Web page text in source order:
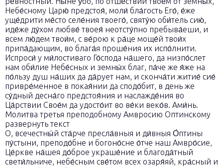
Небе́сному Царю́ предстоя́, моли́ бла́гость Его́, е́же
уще́дрити ме́сто селе́ния твоего́, святу́ю оби́тель сию́,
иде́же ду́хом любве́ твоея́ неотсту́пно пребыва́еши, и
всем лю́дем твои́м, с ве́рою к ра́це моще́й твои́х
припа́дающим, во блага́я проше́ния их испо́лнити.
Испроси́ у ми́лостиваго Го́спода на́шего, да низпо́слет
нам оби́лие Небе́сных и земны́х благ, па́че же я́же на
по́льзу душ на́ших да да́рует нам, и сконча́ти житие́ сие́
привре́менное в покая́нии да сподо́бит, в день же
су́дный десна́го предстоя́ния и наслажде́ния во
Ца́рствии Свое́м да удосто́ит во ве́ки веко́в. Ами́нь.
Молитва третья преподобному Амвросию Оптинскому
развернуть текст
О, всечестны́й ста́рче пресла́вныя и ди́вныя О́птины
пу́стыни, преподо́бне и богоно́сне о́тче наш Амвро́сие,
Це́ркве на́шея до́брое украше́ние и благода́тный
свети́льниче, небе́сным све́том всех озаря́яй, кра́сный и